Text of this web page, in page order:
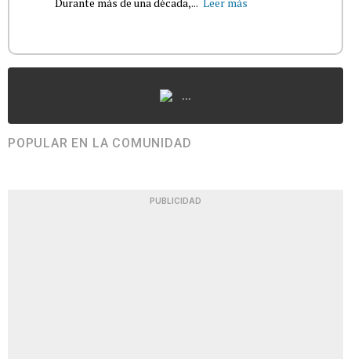
...
POPULAR EN LA COMUNIDAD
PUBLICIDAD